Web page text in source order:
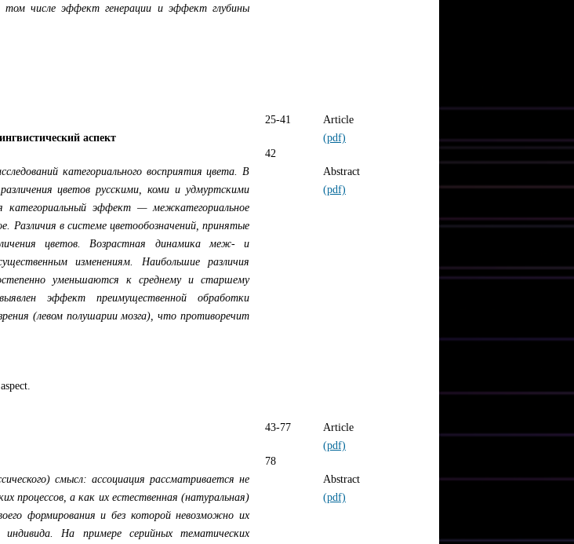
числе эффект генерации и эффект глубины
аспект
категориального восприятия цвета. В
цветов русскими, коми и удмуртскими
категориальный эффект — межкатегориальное
Различия в системе цветообозначений, принятые
цветов. Возрастная динамика меж- и
изменениям. Наибольшие различия
уменьшаются к среднему и старшему
эффект преимущественной обработки
(левом полушарии мозга), что противоречит
25-41
42
Article
(pdf)
Abstract
(pdf)
смысл: ассоциация рассматривается не
процессов, а как их естественная (натуральная)
формирования и без которой невозможно их
индивида. На примере серийных тематических
43-77
78
Article
(pdf)
Abstract
(pdf)